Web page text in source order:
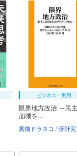
ビジネス・実用
限界地方政治 ～民
崩壊を...
黒猫ドラネコ 菅野完